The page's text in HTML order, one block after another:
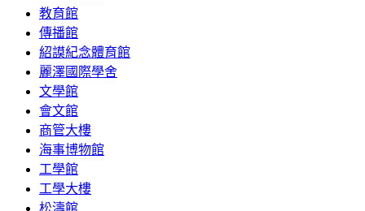
教育館
傳播館
紹謨紀念體育館
麗澤國際學舍
文學館
會文館
商管大樓
海事博物館
工學館
工學大樓
松濤館